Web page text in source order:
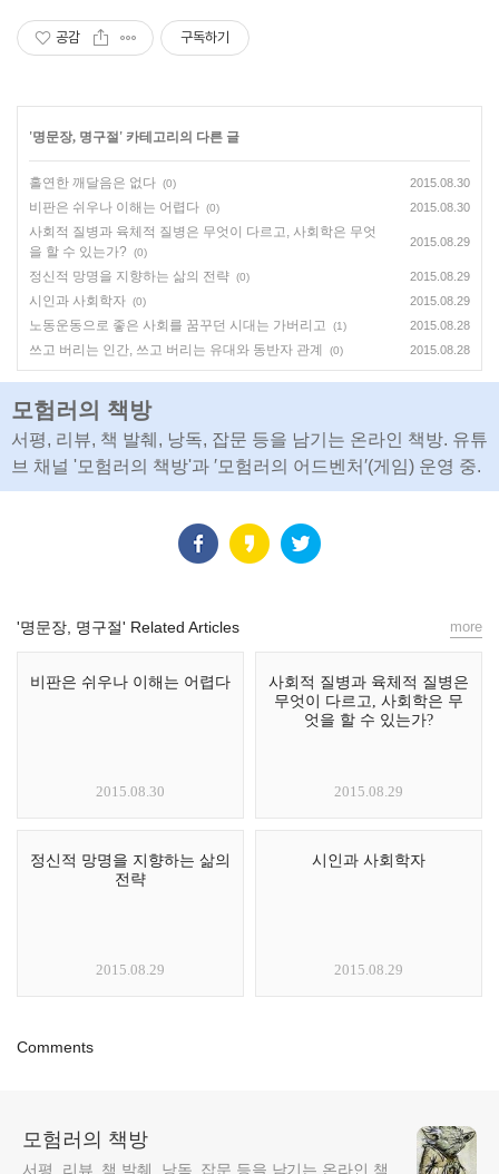
공감 구독하기
'명문장, 명구절' 카테고리의 다른 글
홀연한 깨달음은 없다 (0) 2015.08.30
비판은 쉬우나 이해는 어렵다 (0) 2015.08.30
사회적 질병과 육체적 질병은 무엇이 다르고, 사회학은 무엇
을 할 수 있는가?
(0)
2015.08.29
정신적 망명을 지향하는 삶의 전략 (0) 2015.08.29
시인과 사회학자 (0) 2015.08.29
노동운동으로 좋은 사회를 꿈꾸던 시대는 가버리고 (1) 2015.08.28
쓰고 버리는 인간, 쓰고 버리는 유대와 동반자 관계 (0) 2015.08.28
모험러의 책방
서평, 리뷰, 책 발췌, 낭독, 잡문 등을 남기는 온라인 책방. 유튜
브 채널 '모험러의 책방'과 ′모험러의 어드벤처′(게임) 운영 중.
'명문장, 명구절' Related Articles
비판은 쉬우나 이해는 어렵다
2015.08.30
사회적 질병과 육체적 질병은
무엇이 다르고, 사회학은 무
엇을 할 수 있는가?
2015.08.29
정신적 망명을 지향하는 삶의
전략
2015.08.29
시인과 사회학자
2015.08.29
more
Comments
모험러의 책방
서평, 리뷰, 책 발췌, 낭독, 잡문 등을 남기는 온라인 책